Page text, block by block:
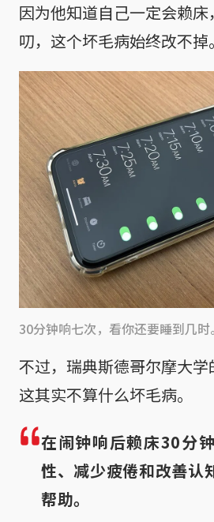
因为他知道自己一定会赖
叨，这个坏毛病始终改不掉。
30分钟响七次，看你还要睡到几时
不过，瑞典斯德哥尔摩大学
这其实不算什么坏毛病。
在闹钟响后赖床30分
性、减少疲倦和改善认
帮助。